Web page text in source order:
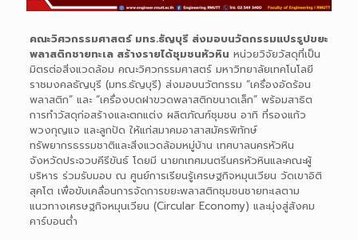
คณะวิศวกรรมศาสตร์ มทร.ธัญบุรี ส่งมอบนวัตกรรมแปรรูปขยะ
พลาสติกชายทะเล สร้างรายได้ชุมชนหัวหิน หน่วยวิจัยวัสดุที่เป็น
มิตรต่อสิ่งแวดล้อม คณะวิศวกรรมศาสตร์ มหาวิทยาลัยเทคโนโลยี
ราชมงคลธัญบุรี (มทร.ธัญบุรี) ส่งมอบนวัตกรรม “เครื่องอัดร้อน
พลาสติก” และ “เครื่องบดฝาขวดพลาสติกขนาดเล็ก” พร้อมสาธิต
การทำวัสดุก่อสร้างและตกแต่ง ผลิตภัณฑ์ชุมชน อาทิ ที่รองแก้ว
พวงกุญแจ และลูกปัด ให้แก่สมาคมอาสาสมัครพิทักษ์
ทรัพยากรธรรมชาติและสิ่งแวดล้อมหมู่บ้าน เทศบาลนครหัวหิน
จังหวัดประจวบคีรีขันธ์ โดยมี นายกเทศมนตรีนครหัวหินและคณะผู้
บริหาร ร่วมรับมอบ ณ ศูนย์การเรียนรู้เศรษฐกิจหมุนเวียน วัดเขาอิติ
สุคโต เพื่อขับเคลื่อนการจัดการขยะพลาสติกชุมชนชายทะเลตาม
แนวทางเศรษฐกิจหมุนเวียน (Circular Economy) และมุ่งสู่สังคม
คาร์บอนต่ำ